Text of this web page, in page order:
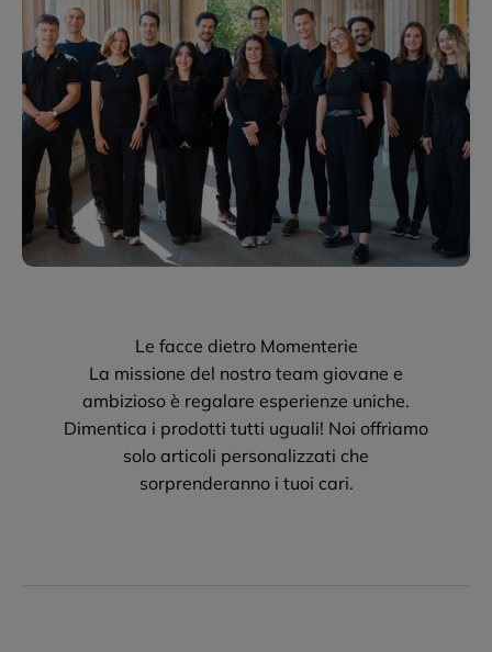
Le facce dietro Momenterie
La missione del nostro team giovane e
ambizioso è regalare esperienze uniche.
Dimentica i prodotti tutti uguali! Noi offriamo
solo articoli personalizzati che
sorprenderanno i tuoi cari.